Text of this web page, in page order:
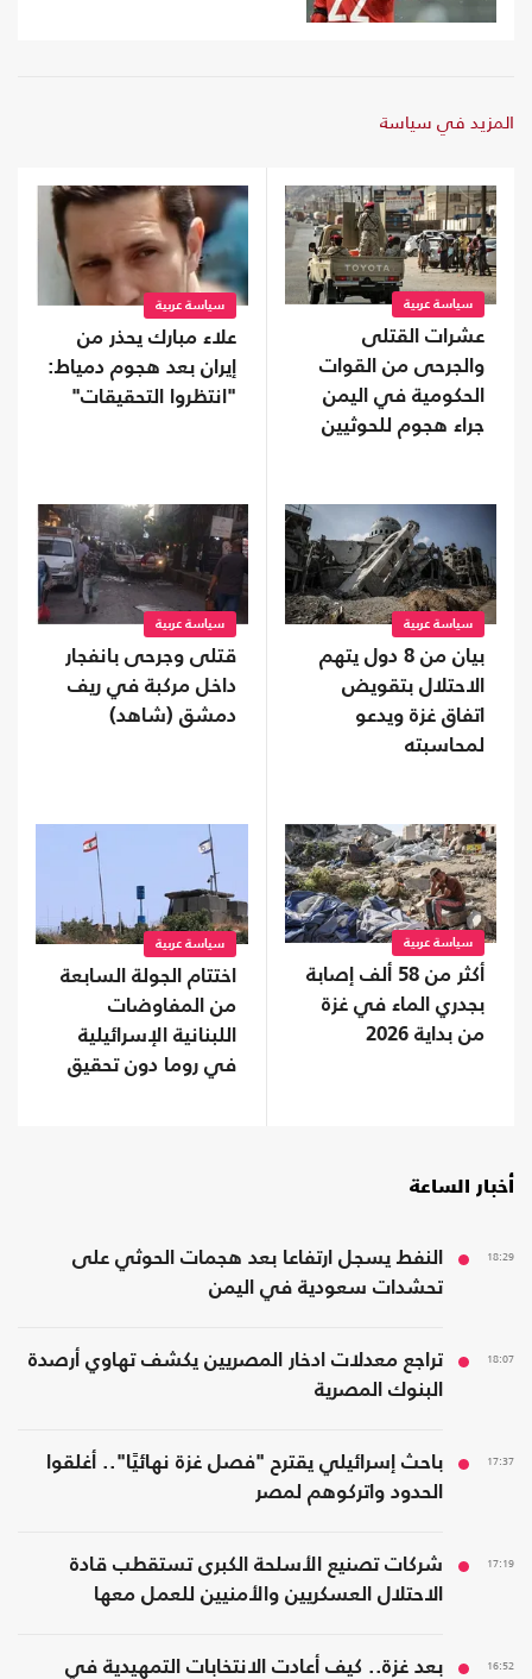
المزيد في سياسة
سياسة عربية
عشرات القتلى
والجرحى من القوات
الحكومية في اليمن
جراء هجوم للحوثيين
سياسة عربية
علاء مبارك يحذر من
إيران بعد هجوم دمياط:
"انتظروا التحقيقات"
سياسة عربية
بيان من 8 دول يتهم
الاحتلال بتقويض
اتفاق غزة ويدعو
لمحاسبته
سياسة عربية
قتلى وجرحى بانفجار
داخل مركبة في ريف
دمشق (شاهد)
سياسة عربية
أكثر من 58 ألف إصابة
بجدري الماء في غزة
من بداية 2026
سياسة عربية
اختتام الجولة السابعة
من المفاوضات
اللبنانية الإسرائيلية
في روما دون تحقيق
أخبار الساعة
18:29
النفط يسجل ارتفاعا بعد هجمات الحوثي على
تحشدات سعودية في اليمن
18:07
تراجع معدلات ادخار المصريين يكشف تهاوي أرصدة
البنوك المصرية
17:37
باحث إسرائيلي يقترح "فصل غزة نهائيًا".. أغلقوا
الحدود واتركوهم لمصر
17:19
شركات تصنيع الأسلحة الكبرى تستقطب قادة
الاحتلال العسكريين والأمنيين للعمل معها
16:52
بعد غزة.. كيف أعادت الانتخابات التمهيدية في